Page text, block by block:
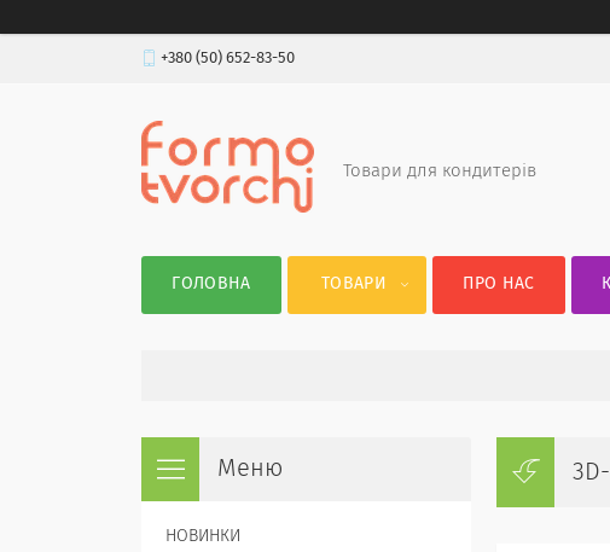
+380 (50) 652-83-50
Товари для кондитерів
ГОЛОВНА ТОВАРИ ПРО НАС
НОВИНКИ